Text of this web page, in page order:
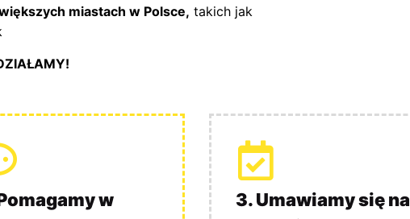
miastach w Polsce, takich jak
w
3. Umawiamy się na